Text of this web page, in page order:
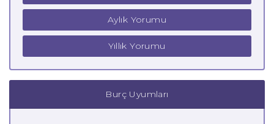
Aylık Yorumu
Yıllık Yorumu
Burç Uyumları